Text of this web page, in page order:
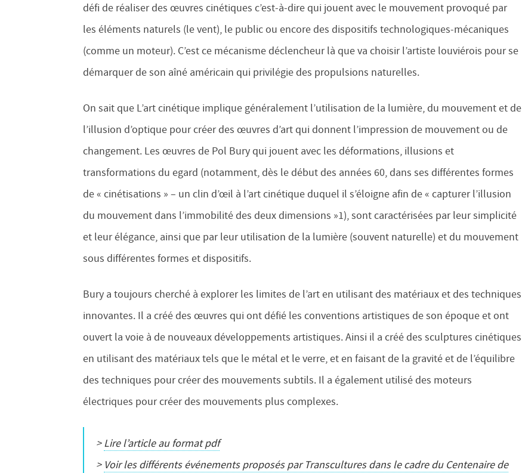
défi de réaliser des œuvres cinétiques c’est-à-dire qui jouent avec le mouvement provoqué par
les éléments naturels (le vent), le public ou encore des dispositifs technologiques-mécaniques
(comme un moteur). C’est ce mécanisme déclencheur là que va choisir l’artiste louviérois pour se
démarquer de son aîné américain qui privilégie des propulsions naturelles.
On sait que L’art cinétique implique généralement l’utilisation de la lumière, du mouvement et de
l’illusion d’optique pour créer des œuvres d’art qui donnent l’impression de mouvement ou de
changement. Les œuvres de Pol Bury qui jouent avec les déformations, illusions et
transformations du egard (notamment, dès le début des années 60, dans ses différentes formes
de « cinétisations » – un clin d’œil à l’art cinétique duquel il s’éloigne afin de « capturer l’illusion
du mouvement dans l’immobilité des deux dimensions »1), sont caractérisées par leur simplicité
et leur élégance, ainsi que par leur utilisation de la lumière (souvent naturelle) et du mouvement
sous différentes formes et dispositifs.
Bury a toujours cherché à explorer les limites de l’art en utilisant des matériaux et des techniques
innovantes. Il a créé des œuvres qui ont défié les conventions artistiques de son époque et ont
ouvert la voie à de nouveaux développements artistiques. Ainsi il a créé des sculptures cinétiques
en utilisant des matériaux tels que le métal et le verre, et en faisant de la gravité et de l’équilibre
des techniques pour créer des mouvements subtils. Il a également utilisé des moteurs
électriques pour créer des mouvements plus complexes.
>Lire l’article au format pdf
> Voir les différents événements proposés par Transcultures dans le cadre du Centenaire de